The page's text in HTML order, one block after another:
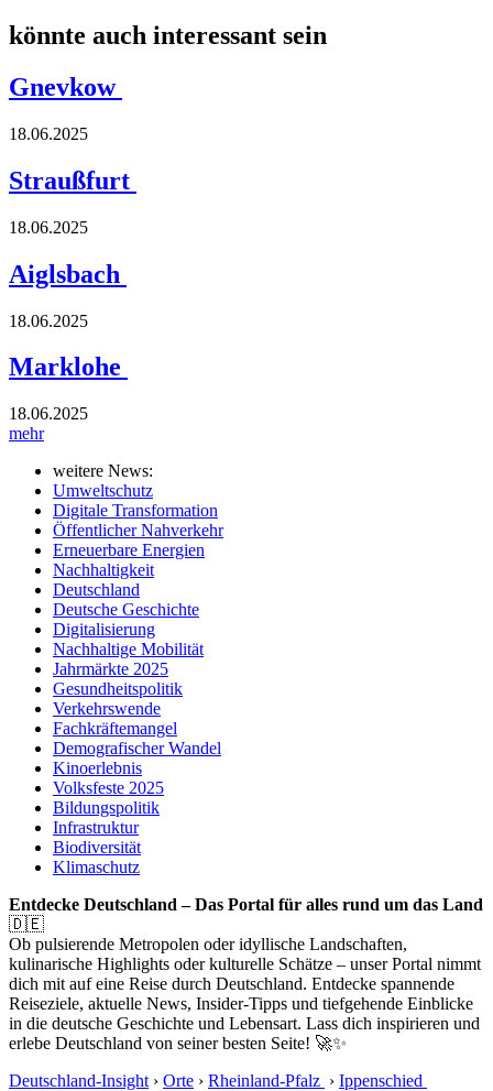
könnte auch interessant sein
Gnevkow
18.06.2025
Straußfurt
18.06.2025
Aiglsbach
18.06.2025
Marklohe
18.06.2025
mehr
weitere News:
Umweltschutz
Digitale Transformation
Öffentlicher Nahverkehr
Erneuerbare Energien
Nachhaltigkeit
Deutschland
Deutsche Geschichte
Digitalisierung
Nachhaltige Mobilität
Jahrmärkte 2025
Gesundheitspolitik
Verkehrswende
Fachkräftemangel
Demografischer Wandel
Kinoerlebnis
Volksfeste 2025
Bildungspolitik
Infrastruktur
Biodiversität
Klimaschutz
Entdecke Deutschland – Das Portal für alles rund um das Land
🇩🇪
Ob pulsierende Metropolen oder idyllische Landschaften,
kulinarische Highlights oder kulturelle Schätze – unser Portal nimmt
dich mit auf eine Reise durch Deutschland. Entdecke spannende
Reiseziele, aktuelle News, Insider-Tipps und tiefgehende Einblicke
in die deutsche Geschichte und Lebensart. Lass dich inspirieren und
erlebe Deutschland von seiner besten Seite! 🚀✨
Deutschland-Insight › Orte › Rheinland-Pfalz › Ippenschied